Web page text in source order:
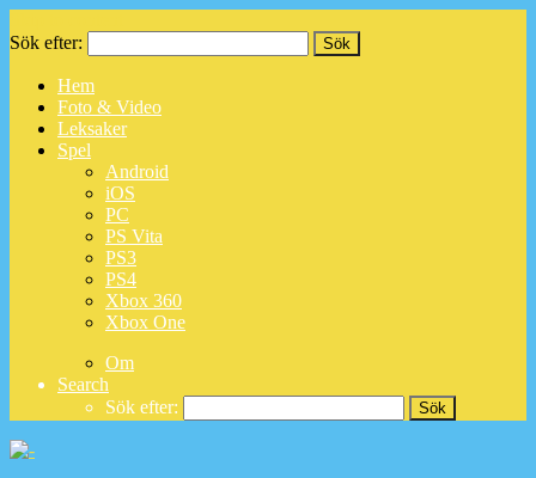
Sök efter:
Hem
Foto & Video
Leksaker
Spel
Android
iOS
PC
PS Vita
PS3
PS4
Xbox 360
Xbox One
Om
Search
Sök efter: